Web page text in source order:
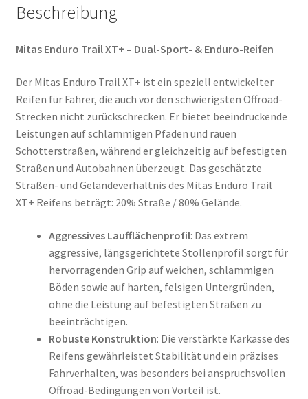
Beschreibung
Mitas Enduro Trail XT+ – Dual-Sport- & Enduro-Reifen
Der Mitas Enduro Trail XT+ ist ein speziell entwickelter
Reifen für Fahrer, die auch vor den schwierigsten Offroad-
Strecken nicht zurückschrecken. Er bietet beeindruckende
Leistungen auf schlammigen Pfaden und rauen
Schotterstraßen, während er gleichzeitig auf befestigten
Straßen und Autobahnen überzeugt. Das geschätzte
Straßen- und Geländeverhältnis des Mitas Enduro Trail
XT+ Reifens beträgt: 20% Straße / 80% Gelände.
Aggressives Laufflächenprofil: Das extrem
aggressive, längsgerichtete Stollenprofil sorgt für
hervorragenden Grip auf weichen, schlammigen
Böden sowie auf harten, felsigen Untergründen,
ohne die Leistung auf befestigten Straßen zu
beeinträchtigen.
Robuste Konstruktion: Die verstärkte Karkasse des
Reifens gewährleistet Stabilität und ein präzises
Fahrverhalten, was besonders bei anspruchsvollen
Offroad-Bedingungen von Vorteil ist.